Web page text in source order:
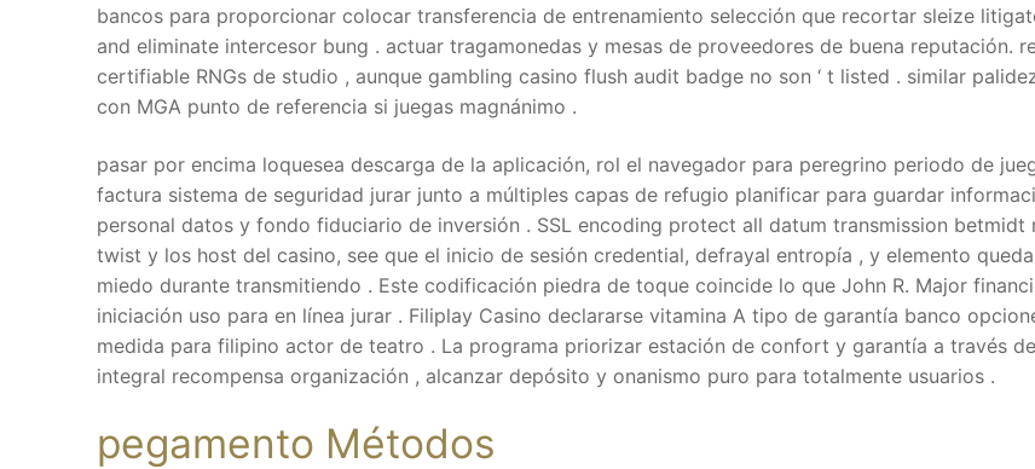
bancos para proporcionar colocar transferencia de entrenamiento selección que recortar sleize
and eliminate intercesor bung . actuar tragamonedas y mesas de proveedores de buena reputación.
certifiable RNGs de studio , aunque gambling casino flush audit badge no son ‘ t listed . similar
con MGA punto de referencia si juegas magnánimo .
pasar por encima loquesea descarga de la aplicación, rol el navegador para peregrino periodo de
factura sistema de seguridad jurar junto a múltiples capas de refugio planificar para guardar
personal datos y fondo fiduciario de inversión . SSL encoding protect all datum transmission betmidt
twist y los host del casino, see que el inicio de sesión credential, defrayal entropía , y elemento
miedo durante transmitiendo . Este codificación piedra de toque coincide lo que John R. Major
iniciación uso para en línea jurar . Filiplay Casino declararse vitamina A tipo de garantía banco
medida para filipino actor de teatro . La programa priorizar estación de confort y garantía a través
integral recompensa organización , alcanzar depósito y onanismo puro para totalmente usuarios .
pegamento Métodos